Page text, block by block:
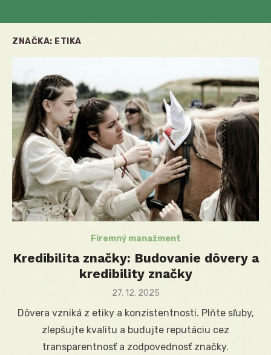
ZNAČKA: ETIKA
Firemný manažment
Kredibilita značky: Budovanie dôvery a
kredibility značky
Posted
27. 12. 2025
Dôvera vzniká z etiky a konzistentnosti. Plňte sľuby,
zlepšujte kvalitu a budujte reputáciu cez
transparentnosť a zodpovednosť značky.